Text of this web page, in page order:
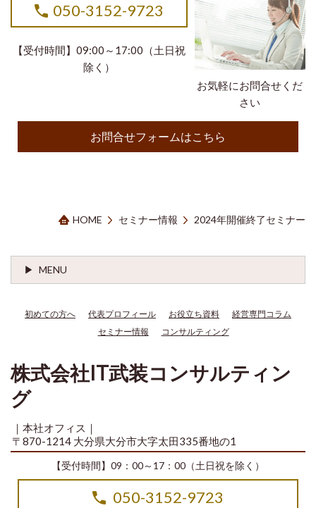
お気軽にお問合せくだ
さい
050-3152-9723
【受付時間】09:00～17:00（土日祝
除く）
お問合せフォームはこちら
HOME セミナー情報 2024年開催終了セミナー
MENU
初めての方へ 代表プロフィール お役立ち資料
経営専門コラム
セミナー情報
コンサルティング
株式会社IT武装コンサルティン
グ
｜本社オフィス｜
〒870-1214 大分県大分市大字太田335番地の1
【受付時間】09：00～17：00（土日祝を除く）
050-3152-9723